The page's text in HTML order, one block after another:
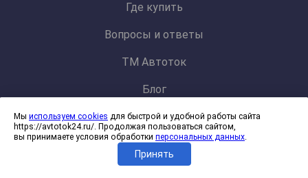
Где купить
Вопросы и ответы
ТМ Автоток
Блог
Политика конфиденциальности и обработки персональных данных
Согласие на обработку файлов cookies
Мы используем cookies для быстрой и удобной работы сайта
https://avtotok24.ru/. Продолжая пользоваться сайтом,
вы принимаете условия обработки персональных данных.
Принять